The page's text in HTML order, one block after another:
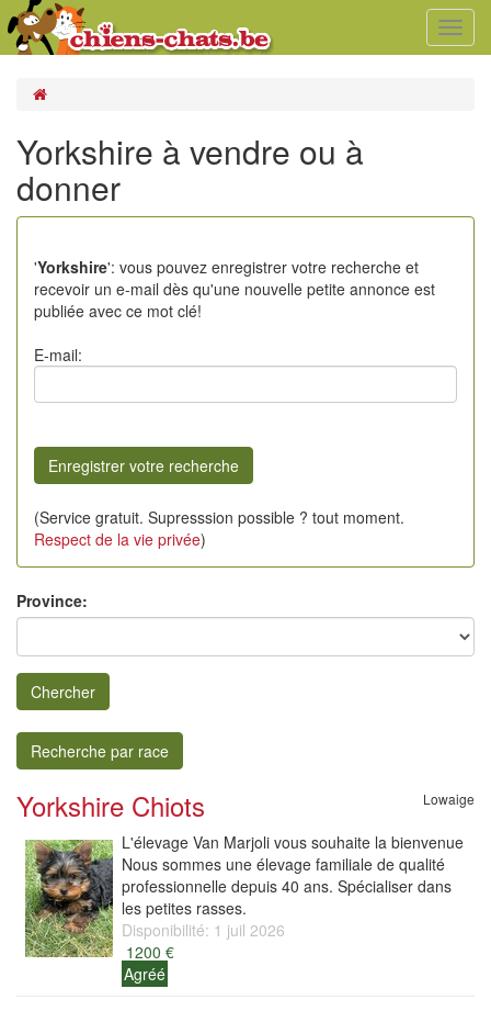
Yorkshire à vendre ou à
donner
'Yorkshire': vous pouvez enregistrer votre recherche et
recevoir un e-mail dès qu'une nouvelle petite annonce est
publiée avec ce mot clé!
E-mail:
(Service gratuit. Supresssion possible ? tout moment.
Respect de la vie privée)
Province:
Chercher
Recherche par race
Yorkshire Chiots Lowaige
L'élevage Van Marjoli vous souhaite la bienvenue
Nous sommes une élevage familiale de qualité
professionnelle depuis 40 ans. Spécialiser dans
les petites rasses.
Disponibilité: 1 juil 2026
1200 €
Agréé